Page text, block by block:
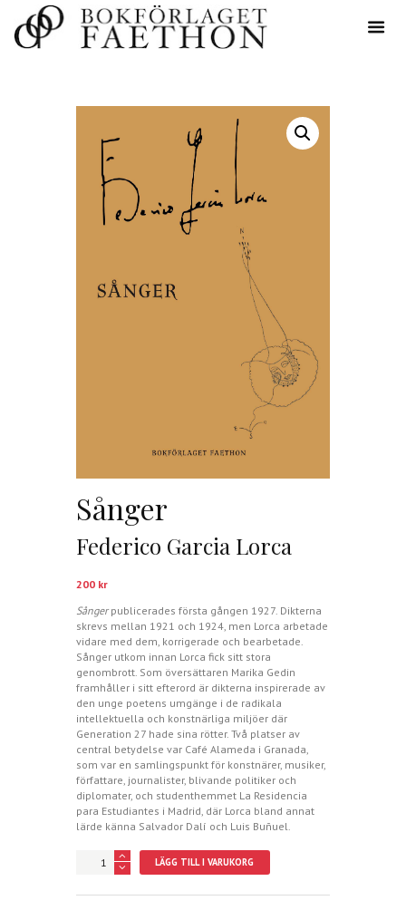
Sånger
Federico Garcia Lorca
200 kr
Sångerpublicerades första gången 1927. Dikterna
skrevs mellan 1921 och 1924, men Lorca arbetade
vidare med dem, korrigerade och bearbetade.
Sånger utkom innan Lorca fick sitt stora
genombrott. Som översättaren Marika Gedin
framhåller i sitt efterord är dikterna inspirerade av
den unge poetens umgänge i de radikala
intellektuella och konstnärliga miljöer där
Generation 27 hade sina rötter. Två platser av
central betydelse var Café Alameda i Granada,
som var en samlingspunkt för konstnärer, musiker,
författare, journalister, blivande politiker och
diplomater, och studenthemmet La Residencia
para Estudiantes i Madrid, där Lorca bland annat
lärde känna Salvador Dalí och Luis Buñuel.
Sånger
LÄGG TILL I VARUKORG